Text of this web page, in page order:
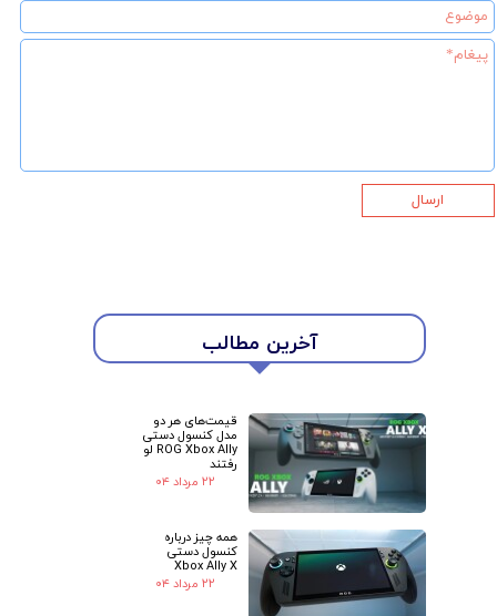
آخرین مطالب
قیمت‌های هر دو
مدل کنسول دستی
ROG Xbox Ally لو
رفتند
۲۲ مرداد ۰۴
همه چیز درباره
کنسول دستی
Xbox Ally X
۲۲ مرداد ۰۴
ارسال